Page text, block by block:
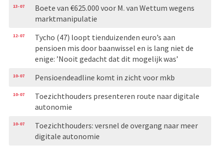
13-07
Boete van €625.000 voor M. van Wettum wegens
marktmanipulatie
12-07
Tycho (47) loopt tienduizenden euro’s aan
pensioen mis door baanwissel en is lang niet de
enige: ’Nooit gedacht dat dit mogelijk was’
10-07 Pensioendeadline komt in zicht voor mkb
10-07
Toezichthouders presenteren route naar digitale
autonomie
10-07
Toezichthouders: versnel de overgang naar meer
digitale autonomie